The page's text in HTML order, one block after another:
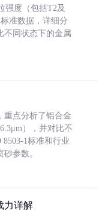
强度（包括T2及
准数据，详细分
不同状态下的金属
重点分析了铝合金
），并对比不
1标准和行业
参数。
力详解